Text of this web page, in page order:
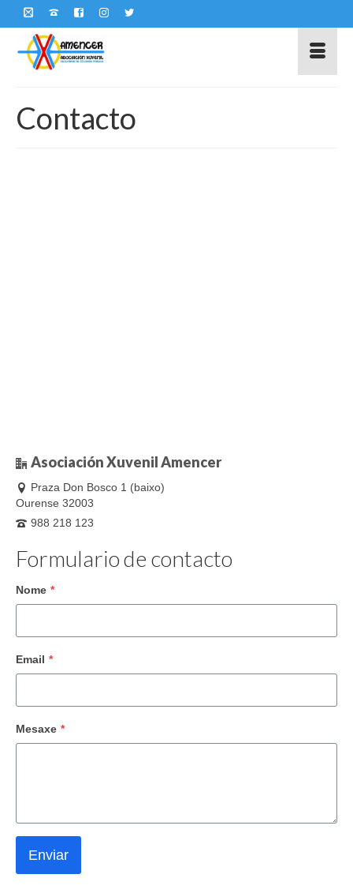
Contacto
Asociación Xuvenil Amencer
Praza Don Bosco 1 (baixo)
Ourense 32003
988 218 123
Formulario de contacto
Nome *
Email *
Mesaxe *
Enviar